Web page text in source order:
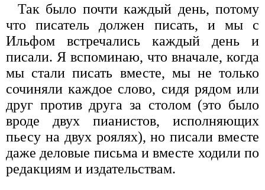
Так было почти каждый день, потому
что писатель должен писать, и мы с
Ильфом встречались каждый день и
писали. Я вспоминаю, что вначале, когда
мы стали писать вместе, мы не только
сочиняли каждое слово, сидя рядом или
друг против друга за столом (это было
вроде двух пианистов, исполняющих
пьесу на двух роялях), но писали вместе
даже деловые письма и вместе ходили по
редакциям и издательствам.